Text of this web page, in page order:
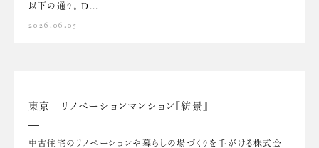
以下の通り。 D...
2026.06.05
東京 リノベーションマンション『紡景』
中古住宅のリノベーションや暮らしの場づくりを手がける株式会